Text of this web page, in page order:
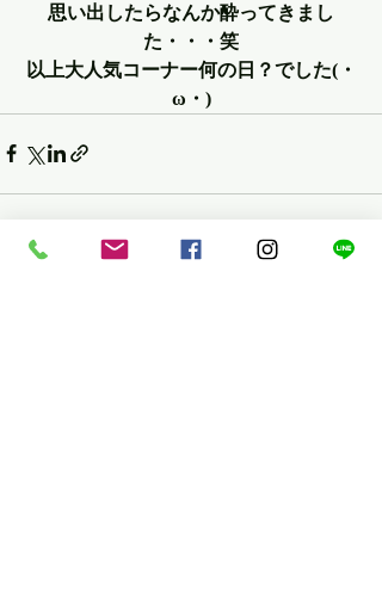
思い出したらなんか酔ってきまし
た・・・笑
以上大人気コーナー何の日？でした(・
ω・)
最新記事 すべて表示